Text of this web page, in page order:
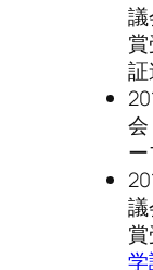
議
証
議